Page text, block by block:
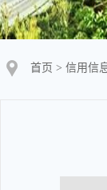
首页 > 信用信